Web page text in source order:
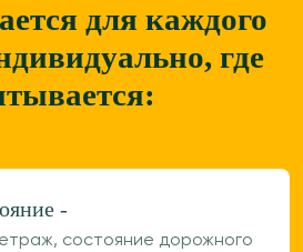
для каждого
где
-
состояние дорожного